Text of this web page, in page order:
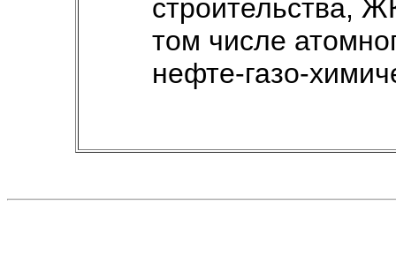
строительства,
том числе
нефте-газо-